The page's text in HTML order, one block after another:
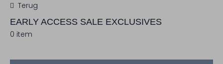
Terug
EARLY ACCESS SALE EXCLUSIVES
0 item